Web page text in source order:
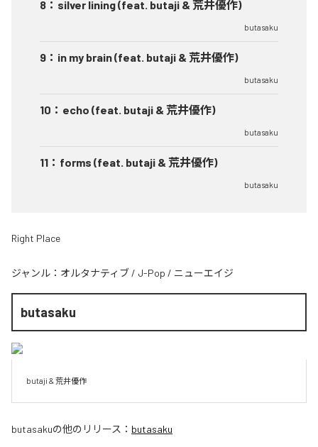
8 ： silver lining (feat. butaji & 荒井優作)
butasaku
9 ： in my brain (feat. butaji & 荒井優作)
butasaku
10 ： echo (feat. butaji & 荒井優作)
butasaku
11 ： forms (feat. butaji & 荒井優作)
butasaku
Right Place
ジャンル： オルタナティブ / J-Pop / ニューエイジ
butasaku
butaji & 荒井優作
butasakuの他のリリース： butasaku